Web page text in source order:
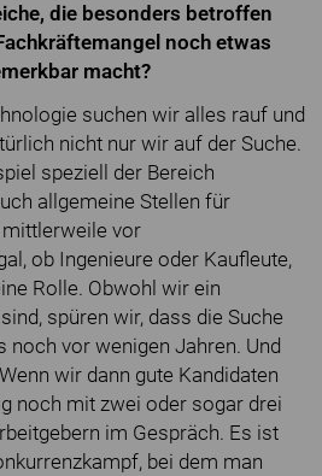
die besonders betroffen
noch etwas
macht?
suchen wir alles rauf und
nicht nur wir auf der Suche.
speziell der Bereich
allgemeine Stellen für
vor
ob Ingenieure oder Kaufleute,
Rolle. Obwohl wir ein
spüren wir, dass die Suche
noch vor wenigen Jahren. Und
wir dann gute Kandidaten
noch mit zwei oder sogar drei
im Gespräch. Es ist
bei dem man